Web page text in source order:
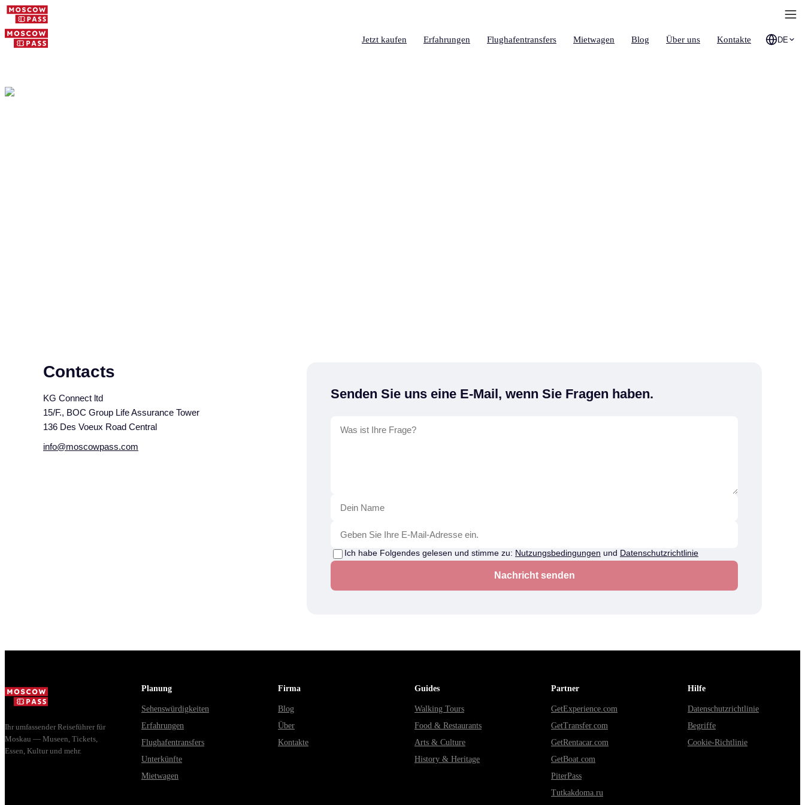
Jetzt kaufen Erfahrungen Flughafentransfers Mietwagen Blog Über uns Kontakte DE
Contacts
KG Connect ltd
15/F., BOC Group Life Assurance Tower
136 Des Voeux Road Central
info@moscowpass.com
Senden Sie uns eine E-Mail, wenn Sie Fragen haben.
Ich habe Folgendes gelesen und stimme zu: Nutzungsbedingungen und Datenschutzrichtlinie
Nachricht senden
Ihr umfassender Reiseführer für
Moskau — Museen, Tickets,
Essen, Kultur und mehr.
Planung
Sehenswürdigkeiten
Erfahrungen
Flughafentransfers
Unterkünfte
Mietwagen
Firma
Blog
Über
Kontakte
Guides
Walking Tours
Food & Restaurants
Arts & Culture
History & Heritage
Partner
GetExperience.com
GetTransfer.com
GetRentacar.com
GetBoat.com
PiterPass
Tutkakdoma.ru
Hilfe
Datenschutzrichtlinie
Begriffe
Cookie-Richtlinie